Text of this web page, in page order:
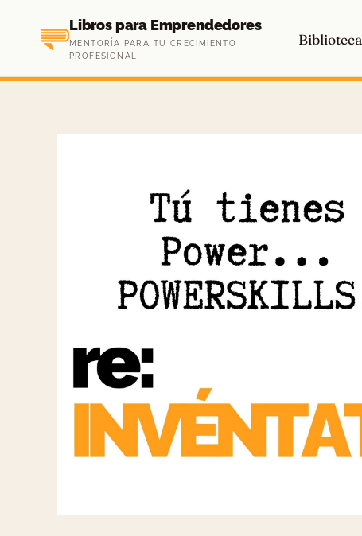
contenido
Libros para Emprendedores
MENTORÍA PARA TU CRECIMIENTO
PROFESIONAL
Biblioteca